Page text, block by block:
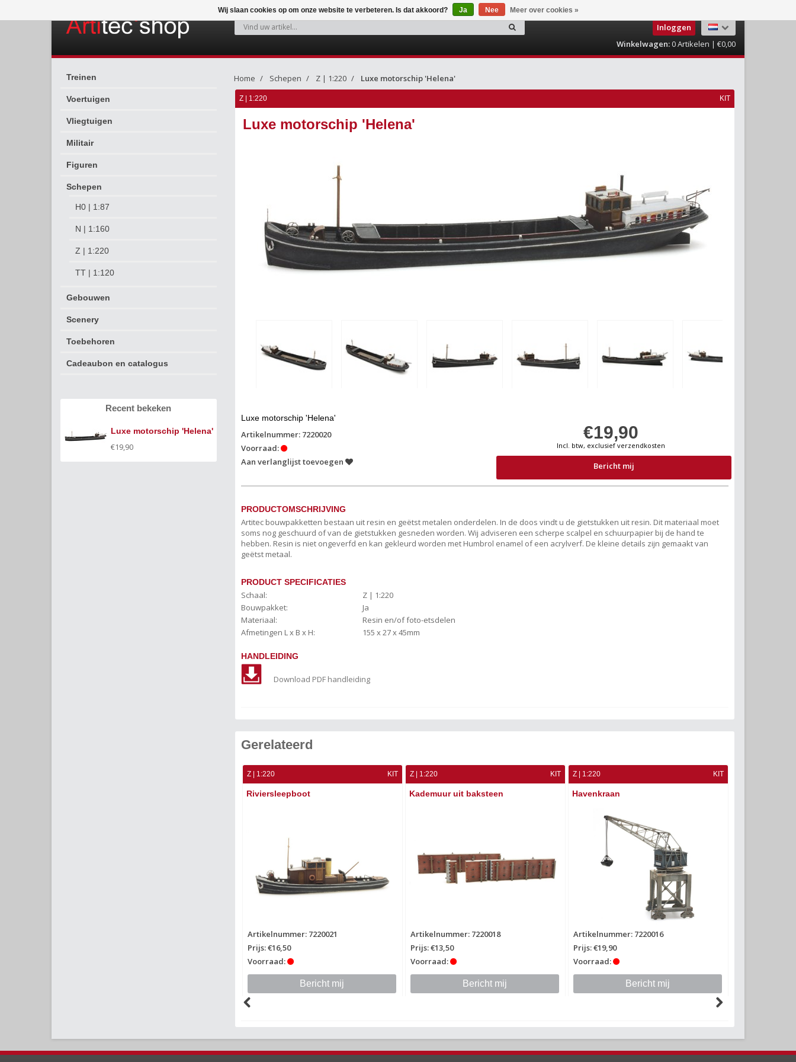
Inloggen
Winkelwagen:0Artikelen | €0,00
Treinen
Voertuigen
Vliegtuigen
Militair
Figuren
Schepen
H0 | 1:87
N | 1:160
Z | 1:220
TT | 1:120
Gebouwen
Scenery
Toebehoren
Cadeaubon en catalogus
Recent bekeken
Luxe motorschip 'Helena'
€19,90
Home Schepen Z | 1:220 Luxe motorschip 'Helena'
Z | 1:220 KIT
Luxe motorschip 'Helena'
Luxe motorschip 'Helena'
€19,90
Incl. btw, exclusief verzendkosten
Artikelnummer: 7220020
Voorraad:
Aan verlanglijst toevoegen
Bericht mij
PRODUCTOMSCHRIJVING
Artitec bouwpakketten bestaan uit resin en geëtst metalen onderdelen. In de doos vindt u de gietstukken uit resin. Dit materiaal moet
soms nog geschuurd of van de gietstukken gesneden worden. Wij adviseren een scherpe scalpel en schuurpapier bij de hand te
hebben. Resin is niet ongeverfd en kan gekleurd worden met Humbrol enamel of een acrylverf. De kleine details zijn gemaakt van
geëtst metaal.
PRODUCT SPECIFICATIES
Schaal:
Z | 1:220
Bouwpakket:
Ja
Materiaal:
Resin en/of foto-etsdelen
Afmetingen L x B x H:
155 x 27 x 45mm
HANDLEIDING
Download PDF handleiding
Gerelateerd
Z | 1:220 KIT
Riviersleepboot
Artikelnummer: 7220021
Prijs: €16,50
Voorraad:
Bericht mij
Z | 1:220 KIT
Kademuur uit baksteen
Artikelnummer: 7220018
Prijs: €13,50
Voorraad:
Bericht mij
Z | 1:220 KIT
Havenkraan
Artikelnummer: 7220016
Prijs: €19,90
Voorraad:
Bericht mij
Wij slaan cookies op om onze website te verbeteren. Is dat akkoord? Ja Nee Meer over cookies »